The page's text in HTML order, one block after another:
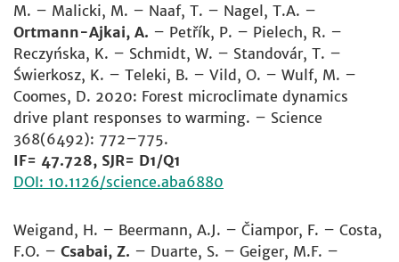
M. – Malicki, M. – Naaf, T. – Nagel, T.A. –
Ortmann-Ajkai, A. – Petřík, P. – Pielech, R. –
Reczyńska, K. – Schmidt, W. – Standovár, T. –
Świerkosz, K. – Teleki, B. – Vild, O. – Wulf, M. –
Coomes, D. 2020: Forest microclimate dynamics
drive plant responses to warming. – Science
368(6492): 772–775.
IF= 47.728, SJR= D1/Q1
DOI: 10.1126/science.aba6880
Weigand, H. – Beermann, A.J. – Čiampor, F. – Costa,
F.O. – Csabai, Z. – Duarte, S. – Geiger, M.F. –